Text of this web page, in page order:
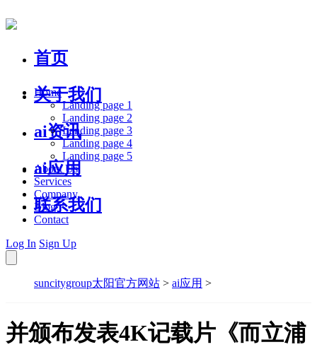
首页
关于我们
ai资讯
ai应用
联系我们
Home
Landing page 1
Landing page 2
Landing page 3
Landing page 4
Landing page 5
About Us
Services
Company
Blog
Contact
Log In Sign Up
suncitygroup太阳官方网站 > ai应用 >
并颁布发表4K记载片《而立浦